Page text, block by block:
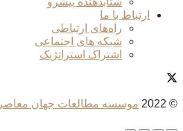
ارتباط با ما
راه‌های ارتباطی
شبکه های اجتماعی
اشتراک استراتژیک
© 2022 موسسه مطالعات جهان معاصر